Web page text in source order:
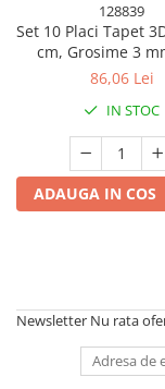
128839
Set 10 Placi Tapet
cm, Grosime 3
Rasina, Tip Placi
Gri Marmorat
86,06 Lei
IN STOC
ADAUGA IN COS
Newsletter Nu rata